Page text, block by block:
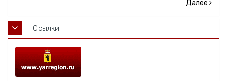
Далее
Ссылки